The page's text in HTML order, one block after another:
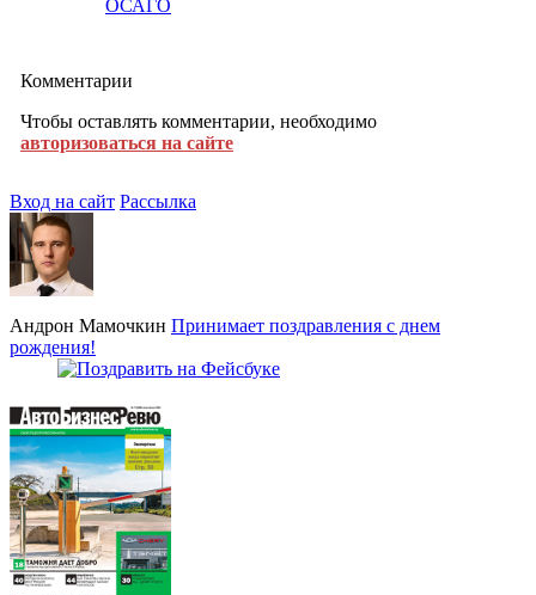
ОСАГО
Комментарии
Чтобы оставлять комментарии, необходимо
авторизоваться на сайте
Вход на сайт Рассылка
Андрон Мамочкин Принимает поздравления с днем
рождения!